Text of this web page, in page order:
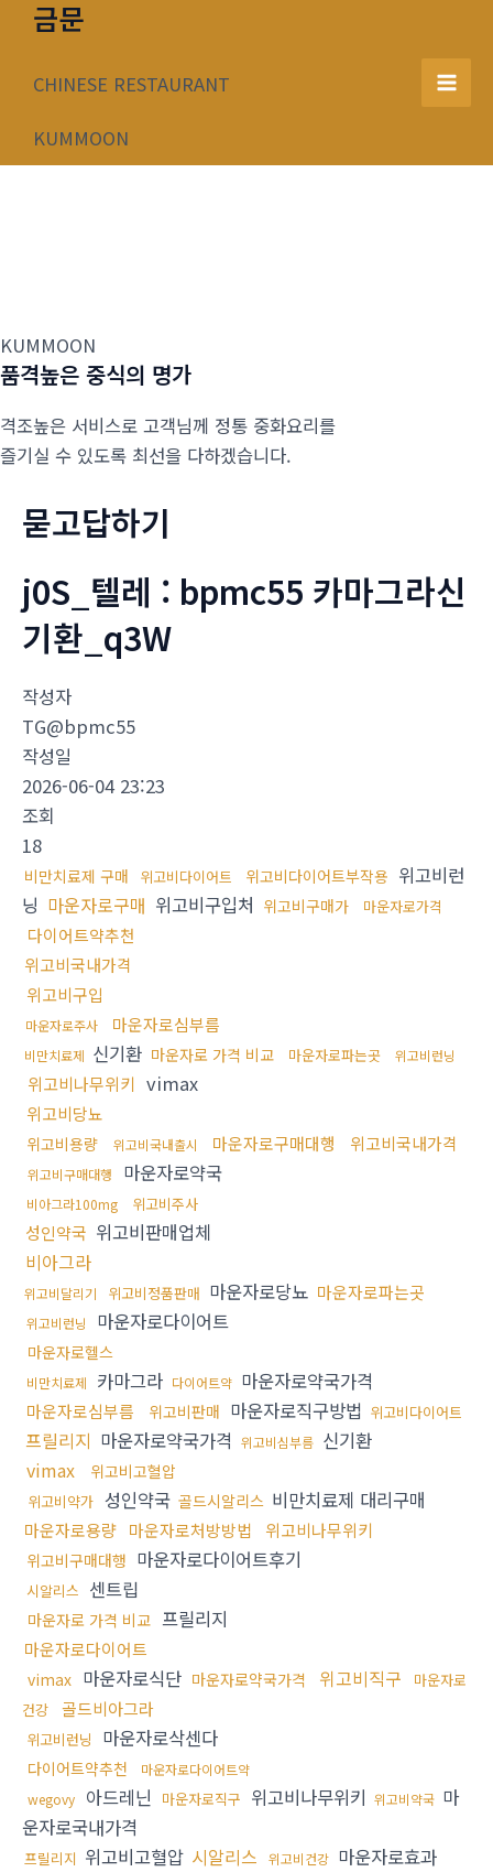
너
금문
CHINESE RESTAURANT
KUMMOON
Main
KUMMOON
품격높은 중식의 명가
격조높은 서비스로 고객님께 정통 중화요리를
즐기실 수 있도록 최선을 다하겠습니다.
묻고답하기
j0S_텔레 : bpmc55 카마그라신
기환_q3W
작성자
TG@bpmc55
작성일
2026-06-04 23:23
조회
18
비만치료제 구매 위고비다이어트 위고비다이어트부작용 위고비런
닝 마운자로구매 위고비구입처 위고비구매가 마운자로가격
다이어트약추천
위고비국내가격
위고비구입
마운자로주사 마운자로심부름
비만치료제 신기환 마운자로 가격 비교 마운자로파는곳 위고비런닝
위고비나무위키 vimax
위고비당뇨
위고비용량 위고비국내출시 마운자로구매대행 위고비국내가격
위고비구매대행 마운자로약국
비아그라100mg 위고비주사
성인약국 위고비판매업체
비아그라
위고비달리기 위고비정품판매 마운자로당뇨 마운자로파는곳
위고비런닝 마운자로다이어트
마운자로헬스
비만치료제 카마그라 다이어트약 마운자로약국가격
마운자로심부름 위고비판매 마운자로직구방법 위고비다이어트
프릴리지 마운자로약국가격 위고비심부름 신기환
vimax
위고비고혈압
위고비약가 성인약국 골드시알리스 비만치료제 대리구매
마운자로용량 마운자로처방방법 위고비나무위키
위고비구매대행 마운자로다이어트후기
시알리스 센트립
마운자로 가격 비교 프릴리지
마운자로다이어트
vimax 마운자로식단 마운자로약국가격 위고비직구
마운자로
건강
골드비아그라
위고비런닝 마운자로삭센다
다이어트약추천
마운자로다이어트약
wegovy
아드레닌 마운자로직구 위고비나무위키 위고비약국 마
운자로국내가격
프릴리지 위고비고혈압 시알리스 위고비건강 마운자로효과